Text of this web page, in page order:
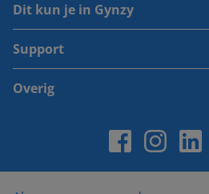
Dit kun je in Gynzy
Support
Overig